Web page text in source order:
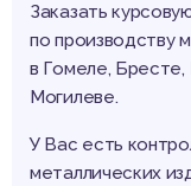
Заказать
по производству
в Гомеле,
Могилеве.
У Вас есть
металлических